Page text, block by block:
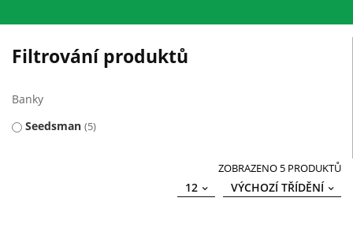
Filtrování produktů
Banky
Seedsman 5
ZOBRAZENO 5 PRODUKTŮ
VÝCHOZÍ TŘÍDĚNÍ
12